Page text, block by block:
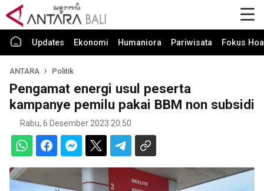
Updates Ekonomi Humaniora Pariwisata Fokus
ANTARA Politik
Pengamat energi usul peserta
kampanye pemilu pakai BBM non subsidi
Rabu, 6 Desember 2023 20:50